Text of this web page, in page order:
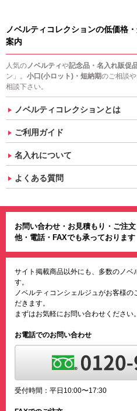
ノベルティコレクションの低価格
案内
人気のノベルティや記念品・名入れ販促
ン」。 小口(小ロット)・短納期のご相談や
相談下さい。
ノベルティコレクションとは
ご利用ガイド
名入れについて
よくある質問
お問い合わせ・お見積もり・ご注
他・電話・FAXでも承っております
サイト掲載商品以外にも、多数のノベ
す。
ノベルティコンシェルジュがお客様
だきます。
まずはお気軽にお問い合わせください。
お電話でのお問い合わせ
受付時間：平日10:00〜17:30